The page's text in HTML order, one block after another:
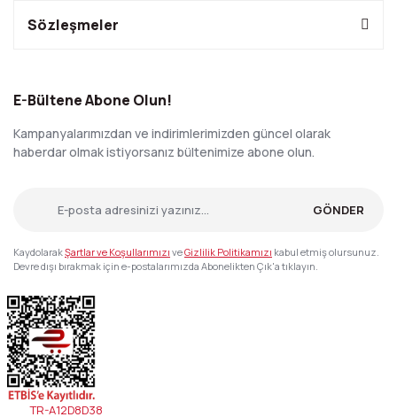
Sözleşmeler
E-Bültene Abone Olun!
Kampanyalarımızdan ve indirimlerimizden güncel olarak
haberdar olmak istiyorsanız bültenimize abone olun.
GÖNDER
KaydolarakŞartlar ve Koşullarımızı veGizlilik Politikamızı kabul etmiş olursunuz.
Devre dışı bırakmak için e-postalarımızda Abonelikten Çık'a tıklayın.
TR-A12D8D38